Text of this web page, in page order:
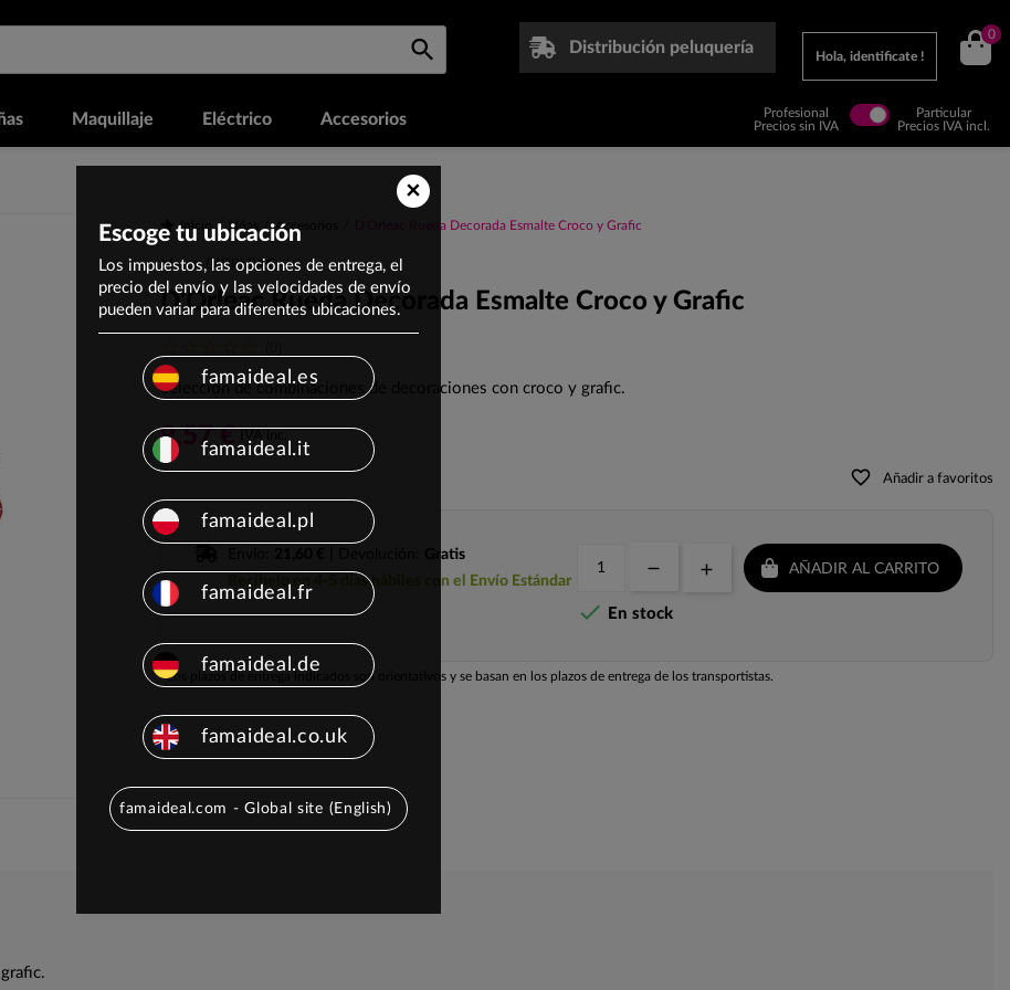
Distribución peluquería
Hola, identificate !
0
Maquillaje Eléctrico Accesorios
Profesional
Precios sin IVA
Particular
Precios IVA incl.
Inicio Uñas Accesorios D'Orleac Rueda Decorada Esmalte Croco y Grafic
Marca: D'ORLEAC
D'Orleac Rueda Decorada Esmalte Croco y Grafic
Selección de combinaciones de decoraciones con croco y grafic.
9,57 €
favorite_border Añadir a favoritos
Gratis
Recíbelo en 4-5 días hábiles con el Envío Estándar
AÑADIR AL CARRITO
 En stock
Los plazos de entrega indicados son orientativos y se basan en los plazos de entrega de los transportistas.
×
Escoge tu ubicación
Los impuestos, las opciones de entrega, el
precio del envío y las velocidades de envío
pueden variar para diferentes ubicaciones.
famaideal.es
famaideal.it
famaideal.pl
famaideal.fr
famaideal.de
famaideal.co.uk
famaideal.com - Global site (English)